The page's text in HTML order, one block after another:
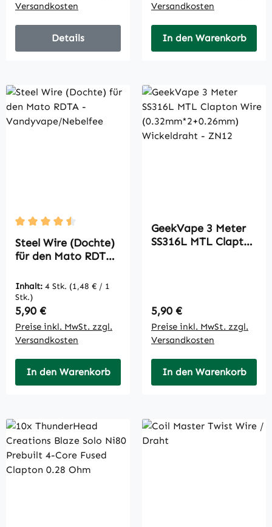
Versandkosten
Details
Versandkosten
In den Warenkorb
Durchschnittliche Bewertung von 4.5 von 5 Sternen
Steel Wire (Dochte)
für den Mato RDTA -
e
Inhalt: 4 Stk. (1,48 € / 1
Stk.)
Regulärer Preis:
5,90 €
Preise inkl. MwSt. zzgl.
Versandkosten
In den Warenkorb
GeekVape 3 Meter
SS316L MTL Clapton
Regulärer Preis:
5,90 €
Preise inkl. MwSt. zzgl.
Versandkosten
In den Warenkorb